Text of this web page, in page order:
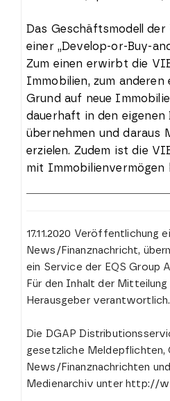
Das Geschäftsmodell
einer „Develop-or-Buy-
Zum einen erwirbt die
Immobilien, zum
Grund auf neue
dauerhaft in den eigenen
übernehmen und daraus
erzielen. Zudem ist die
mit Immobilienvermögen
17.11.2020 Veröffentlichung
News/Finanznachricht,
ein Service der EQS Group
Für den Inhalt der
Herausgeber verantwortlich.
Die DGAP
gesetzliche Meldepflichten,
News/Finanznachrichten
Medienarchiv unter http://